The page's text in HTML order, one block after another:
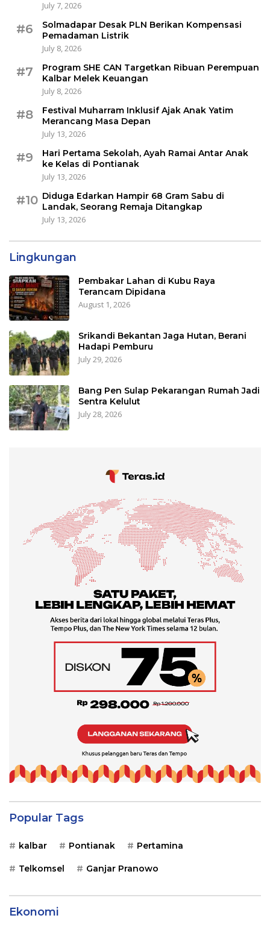
July 7, 2026
#6
Solmadapar Desak PLN Berikan Kompensasi
Pemadaman Listrik
July 8, 2026
#7
Program SHE CAN Targetkan Ribuan Perempuan
Kalbar Melek Keuangan
July 8, 2026
#8
Festival Muharram Inklusif Ajak Anak Yatim
Merancang Masa Depan
July 13, 2026
#9
Hari Pertama Sekolah, Ayah Ramai Antar Anak
ke Kelas di Pontianak
July 13, 2026
#10 Diduga Edarkan Hampir 68 Gram Sabu di
Landak, Seorang Remaja Ditangkap
July 13, 2026
Lingkungan
Pembakar Lahan di Kubu Raya
Terancam Dipidana
August 1, 2026
Srikandi Bekantan Jaga Hutan, Berani
Hadapi Pemburu
July 29, 2026
Bang Pen Sulap Pekarangan Rumah Jadi
Sentra Kelulut
July 28, 2026
Popular Tags
kalbar Pontianak Pertamina
Telkomsel Ganjar Pranowo
Ekonomi